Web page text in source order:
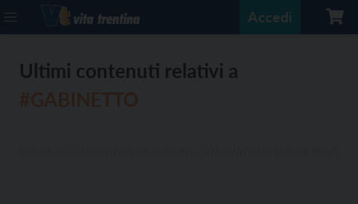
Accedi
Ultimi contenuti relativi a